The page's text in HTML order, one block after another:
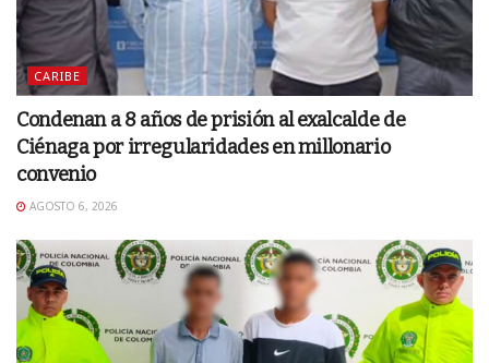
CARIBE
Condenan a 8 años de prisión al exalcalde de
Ciénaga por irregularidades en millonario
convenio
AGOSTO 6, 2026